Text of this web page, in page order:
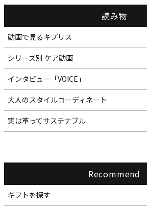
読み物
動画で見るキプリス
シリーズ別 ケア動画
インタビュー「VOICE」
大人のスタイルコーディネート
実は革ってサステナブル
Recommend
ギフトを探す